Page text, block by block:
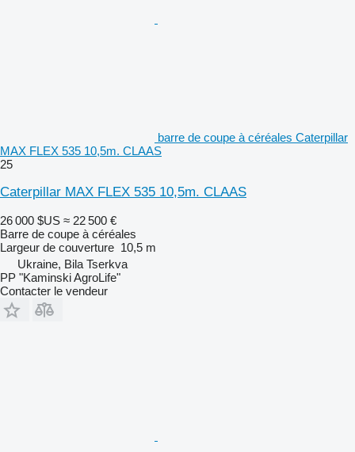
barre de coupe à céréales Caterpillar
MAX FLEX 535 10,5m. CLAAS
25
Caterpillar MAX FLEX 535 10,5m. CLAAS
26 000 $US ≈ 22 500 €
Barre de coupe à céréales
Largeur de couverture 10,5 m
Ukraine, Bila Tserkva
PP "Kaminski AgroLife"
Contacter le vendeur